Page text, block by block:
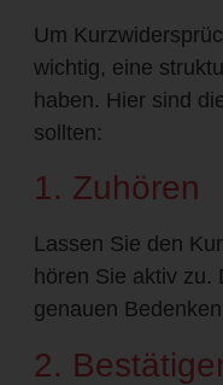
Um
wichtig, eine
haben. Hier sind
sollten:
1. Zuhören
Lassen Sie den
hören Sie aktiv zu.
genauen
2.